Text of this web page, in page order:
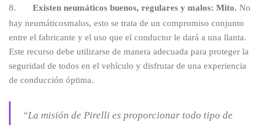
8. Existen neumáticos buenos, regulares y malos: Mito. No
hay neumáticosmalos, esto se trata de un compromiso conjunto
entre el fabricante y el uso que el conductor le dará a una llanta.
Este recurso debe utilizarse de manera adecuada para proteger la
seguridad de todos en el vehículo y disfrutar de una experiencia
de conducción óptima.
“La misión de Pirelli es proporcionar todo tipo de